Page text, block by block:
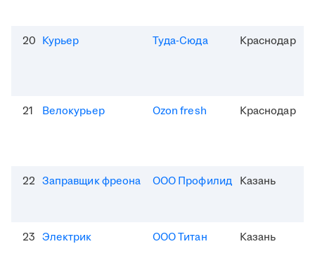
20 Курьер Туда-Сюда Краснодар
21 Велокурьер Ozon fresh Краснодар
22 Заправщик фреона ООО Профилид Казань
23 Электрик ООО Титан Казань